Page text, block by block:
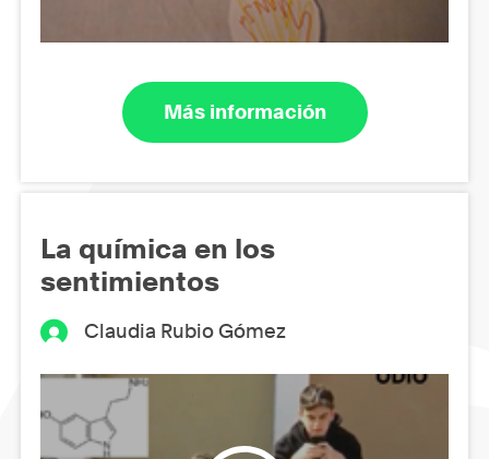
Más información
La química en los
sentimientos
Claudia Rubio Gómez